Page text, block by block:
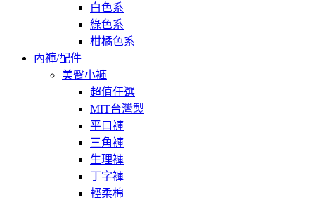
白色系
綠色系
柑橘色系
內褲/配件
美臀小褲
超值任選
MIT台灣製
平口褲
三角褲
生理褲
丁字褲
輕柔棉